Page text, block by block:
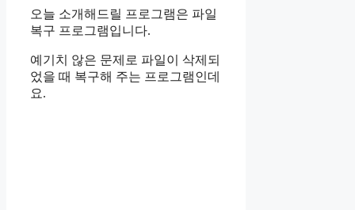
오늘 소개해드릴 프로그램은 파일
복구 프로그램입니다.
예기치 않은 문제로 파일이 삭제되
었을 때 복구해 주는 프로그램인데
요.